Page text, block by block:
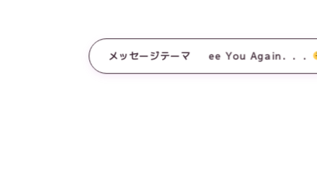
メッセージテーマSee You Again．．．